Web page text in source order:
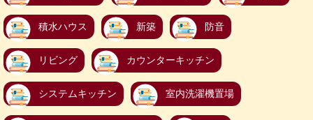
積水ハウス 新築 防音
リビング カウンターキッチン
システムキッチン 室内洗濯機置場